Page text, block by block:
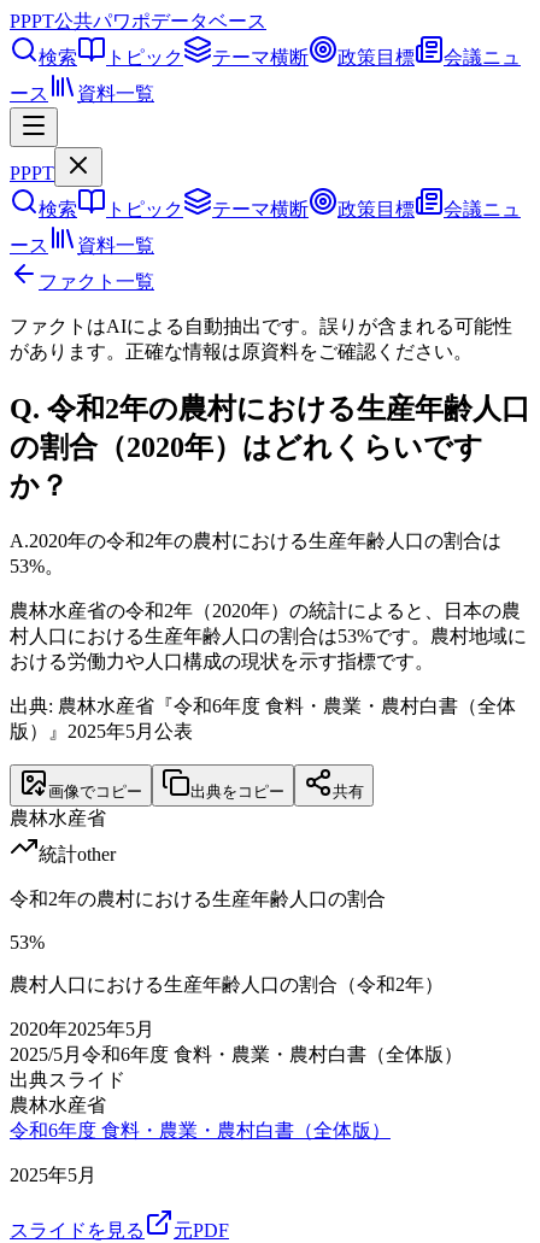
PPPT公共パワポデータベース
検索
トピック テーマ横断 政策目標
会議ニュ
ース
資料一覧
PPPT
検索
トピック テーマ横断 政策目標
会議ニュ
ース
資料一覧
ファクト一覧
ファクトはAIによる自動抽出です。誤りが含まれる可能性
があります。正確な情報は原資料をご確認ください。
Q. 令和2年の農村における生産年齢人口
の割合（2020年）はどれくらいです
か？
A.2020年の令和2年の農村における生産年齢人口の割合は
53%。
農林水産省の令和2年（2020年）の統計によると、日本の農
村人口における生産年齢人口の割合は53%です。農村地域に
おける労働力や人口構成の現状を示す指標です。
出典: 農林水産省『令和6年度 食料・農業・農村白書（全体
版）』2025年5月公表
画像でコピー 出典をコピー 共有
農林水産省
統計other
令和2年の農村における生産年齢人口の割合
53%
農村人口における生産年齢人口の割合（令和2年）
2020年2025年5月
2025/5月 令和6年度 食料・農業・農村白書（全体版）
出典スライド
農林水産省
令和6年度 食料・農業・農村白書（全体版）
2025年5月
スライドを見る
元PDF